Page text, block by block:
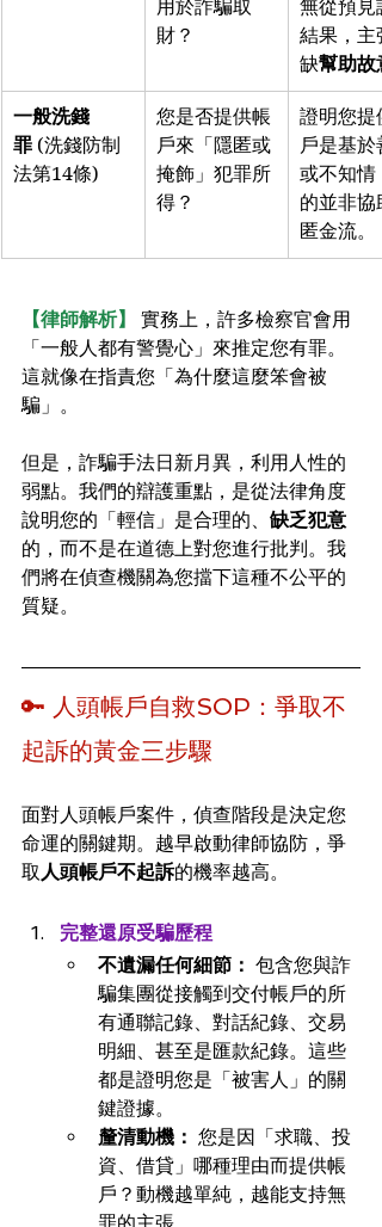
用於詐騙取
財？
無從預見
結果，主
缺幫助故
一般洗錢
罪 (洗錢防制
法第14條)
您是否提供帳
戶來「隱匿或
掩飾」犯罪所
得？
證明您提
戶是基於
或不知情
的並非協
匿金流。
【律師解析】
實務上，許多檢察官會用
「一般人都有警覺心」來推定您有罪。
這就像在指責您「為什麼這麼笨會被
騙」。
但是，詐騙手法日新月異，利用人性的
弱點。我們的辯護重點，是從法律角度
說明您的「輕信」是合理的、 缺乏犯意
的，而不是在道德上對您進行批判。我
們將在偵查機關為您擋下這種不公平的
質疑。
🔑 人頭帳戶自救SOP：爭取不
起訴的黃金三步驟
面對人頭帳戶案件，偵查階段是決定您
命運的關鍵期。越早啟動律師協防，爭
取 人頭帳戶不起訴的機率越高。
完整還原受騙歷程
不遺漏任何細節： 包含您與詐
騙集團從接觸到交付帳戶的所
有通聯記錄、對話紀錄、交易
明細、甚至是匯款紀錄。這些
都是證明您是「被害人」的關
鍵證據。
釐清動機： 您是因「求職、投
資、借貸」哪種理由而提供帳
戶？動機越單純，越能支持無